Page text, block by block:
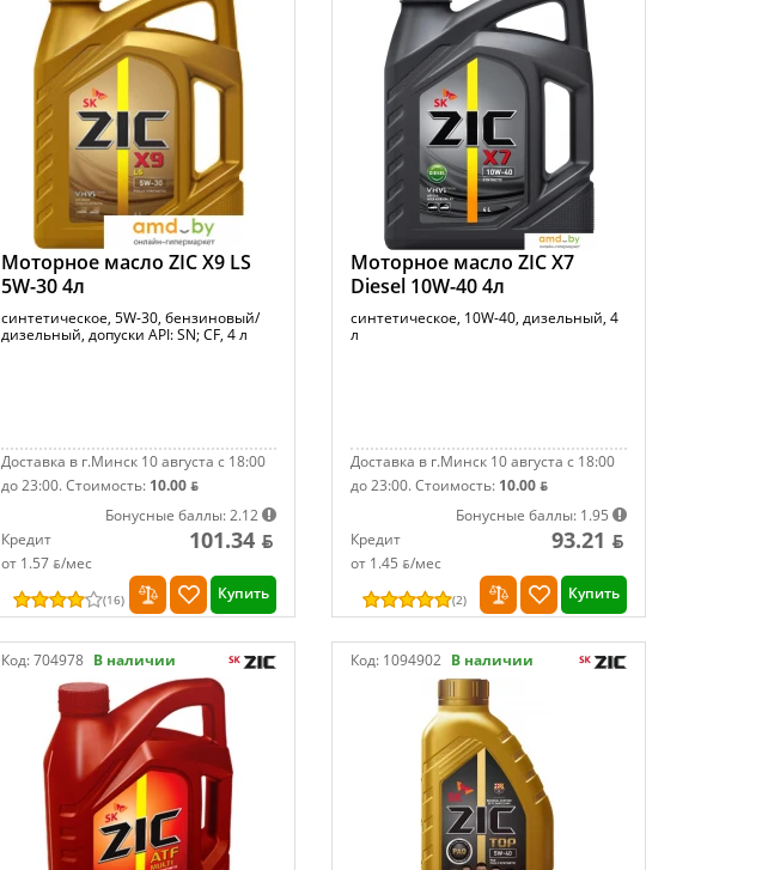
Моторное масло ZIC X9 LS
5W-30 4л
синтетическое, 5W-30, бензиновый/
дизельный, допуски API: SN; CF, 4 л
Доставка в г.Минск 10 августа с 18:00
до 23:00.Стоимость: 10.00 ƃ
Бонусные баллы: 2.12
Кредит
от 1.57 ƃ/мec
101.34 ƃ
(16) Купить
Моторное масло ZIC X7
Diesel 10W-40 4л
синтетическое, 10W-40, дизельный, 4
л
Доставка в г.Минск 10 августа с 18:00
до 23:00.Стоимость: 10.00 ƃ
Бонусные баллы: 1.95
Кредит
от 1.45 ƃ/мec
93.21 ƃ
(2) Купить
Код:704978 В наличии Код: 1094902 В наличии